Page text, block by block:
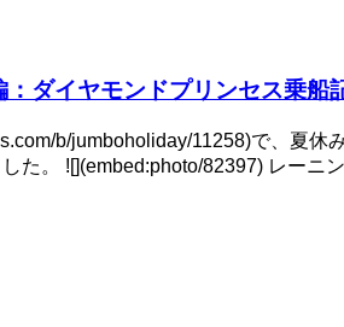
ダイヤモンドプリンセス乗船
b/jumboholiday/11258)で、夏
た。 ![](embed:photo/82397) レーニ